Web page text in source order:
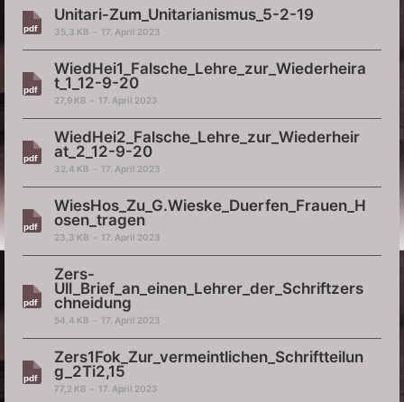
Unitari-Zum_Unitarianismus_5-2-19
35,3 KB 17. April 2023
WiedHei1_Falsche_Lehre_zur_Wiederheira
t_1_12-9-20
27,9 KB 17. April 2023
WiedHei2_Falsche_Lehre_zur_Wiederheir
at_2_12-9-20
32,4 KB 17. April 2023
WiesHos_Zu_G.Wieske_Duerfen_Frauen_H
osen_tragen
23,3 KB 17. April 2023
Zers-
Ull_Brief_an_einen_Lehrer_der_Schriftzers
chneidung
54,4 KB 17. April 2023
Zers1Fok_Zur_vermeintlichen_Schriftteilun
g_2Ti2,15
77,2 KB 17. April 2023